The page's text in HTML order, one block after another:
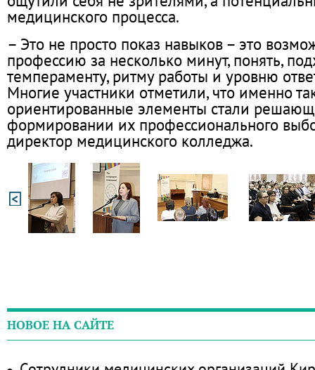
медицинского процесса.
– Это не просто показ навыков – это
профессию за несколько минут, понять,
темпераменту, ритму работы и уровню
Многие участники отметили, что именно
ориентированные элементы стали
формировании их профессионального
директор медицинского колледжа.
НОВОЕ НА САЙТЕ